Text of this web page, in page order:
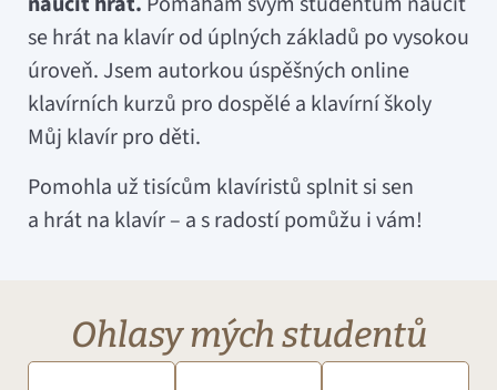
se hrát na klavír od úplných základů po vysokou
úroveň. Jsem autorkou úspěšných online
klavírních kurzů pro dospělé a klavírní školy
Můj klavír pro děti.
Pomohla už tisícům klavíristů splnit si sen
a hrát na klavír – a s radostí pomůžu i vám!
Ohlasy mých studentů